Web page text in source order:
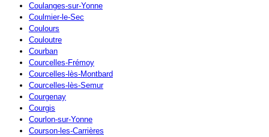
Coulanges-sur-Yonne
Coulmier-le-Sec
Coulours
Couloutre
Courban
Courcelles-Frémoy
Courcelles-lès-Montbard
Courcelles-lès-Semur
Courgenay
Courgis
Courlon-sur-Yonne
Courson-les-Carrières